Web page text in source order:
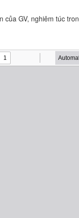
của GV, nghiêm túc